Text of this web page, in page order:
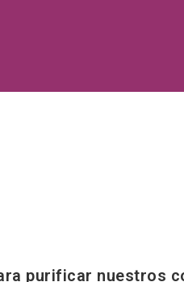
purificar nuestros